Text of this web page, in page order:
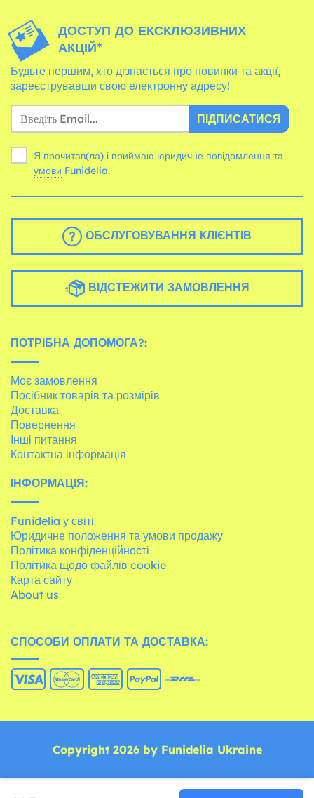
ДОСТУП ДО ЕКСКЛЮЗИВНИХ
АКЦІЙ*
Будьте першим, хто дізнається про новинки та акції,
зареєструвавши свою електронну адресу!
ПІДПИСАТИСЯ
Я прочитав(ла) і приймаю юридичне повідомлення та
умови Funidelia.
ОБСЛУГОВУВАННЯ КЛІЄНТІВ
ВІДСТЕЖИТИ ЗАМОВЛЕННЯ
ПОТРІБНА ДОПОМОГА?:
Моє замовлення
Посібник товарів та розмірів
Доставка
Повернення
Інші питання
Контактна інформація
ІНФОРМАЦІЯ:
Funidelia у світі
Юридичне положення та умови продажу
Політика конфіденційності
Політика щодо файлів cookie
Карта сайту
About us
СПОСОБИ ОПЛАТИ ТА ДОСТАВКА:
Copyright 2026 by Funidelia Ukraine